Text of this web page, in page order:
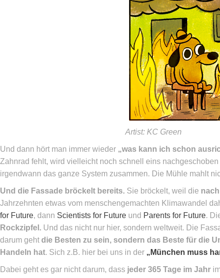
Artist: KC Green
Und dann hört man immer wieder „was kann ich schon
Zahnrad fehlt, wird vielleicht noch schnell eins
irgendwann das ganze System zusammen. Die Mühle mahlt
Und die Fassade bröckelt bereits. Sie bröckelt, weil die
Jahrzehnten etwas vom menschengemachten Klimawandel
for Future, dann Scientists for Future und Parents for Future.
Rockzipfel. Und das nicht nur hier, sondern weltweit. Die
darum geht die Besten zu sein, sondern das Beste für die
Handeln hat. Sich z.B. hier bei uns in der „München muss
Dabei geht es gar nicht darum, dass jeder 365 Tage im Jahr